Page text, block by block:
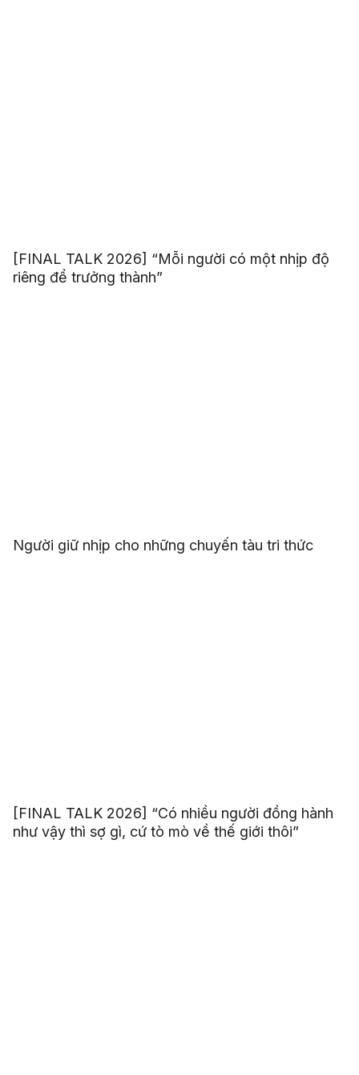
[FINAL TALK 2026] “Mỗi người có một nhịp độ
riêng để trưởng thành”
Người giữ nhịp cho những chuyến tàu tri thức
[FINAL TALK 2026] “Có nhiều người đồng hành
như vậy thì sợ gì, cứ tò mò về thế giới thôi”